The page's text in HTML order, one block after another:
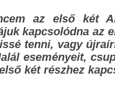
az első két
kapcsolódna az
tenni, vagy
eseményeit,
két részhez